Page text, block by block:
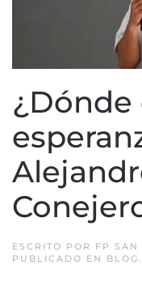
¿Dónde
ESCRITO POR FP SAN
PUBLICADO EN BLOG.